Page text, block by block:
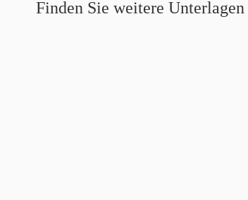
Finden Sie weitere